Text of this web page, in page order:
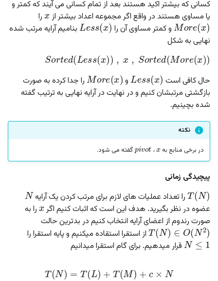
کسانی که بیشتر اکید هستند بعد از تمام کسانی می آیند که کمتر و
یا مساوی هستند در واقع اگر مجموعه اعداد بیشتر از
را More(x
و کمتر مساوی آن را
Less(x)
بنامیم آرایه مرتب شده
نهایی به شکل
S ed( s s( S ed(M or e(
حال کافی است
L s (x )
و
Mo re x
را جدا کرده به صورت
بازگشتی مرتبشان کنیم و در نهایت در آرایه نهایی به ترتیب گفته
شده بچینیم.
نکته
در برخی منابع به
x
،
، pivot
گفته می شود.
پیچیدگی زمانی
(N)
را تعداد عملیات های لازم برای مرتب کردن یک آرایه
عضوه در نظر بگیرید. هدف این است که اثبات کنیم اگر
x
را به
صورت رندوم از اعضای آرایه انتخاب کنیم در بدترین حالت
T(N)∈O(N2 از استقرا استقاده میکنیم و پایه استقرا را N≤1
قرار میدهیم. برای گام استقرا میدانیم
T(N)=T(L)+T(M)+c×N